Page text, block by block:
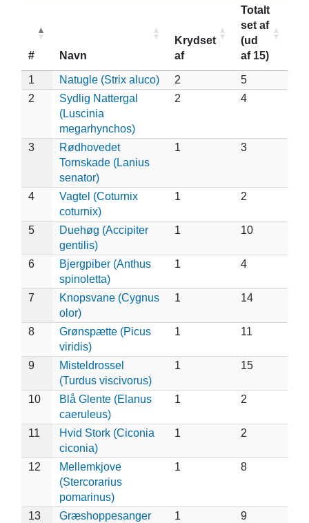
# Navn
Krydset
af
Totalt
set af
(ud
af 15)
1 Natugle (Strix aluco) 2
5
2
Sydlig Nattergal
(Luscinia
megarhynchos)
2 4
3
Rødhovedet
Tornskade (Lanius
senator)
1 3
4
Vagtel (Coturnix
coturnix)
1 2
5
Duehøg (Accipiter
gentilis)
1 10
6
Bjergpiber (Anthus
spinoletta)
1 4
7
Knopsvane (Cygnus
olor)
1 14
8
Grønspætte (Picus
viridis)
1 11
9
Misteldrossel
(Turdus viscivorus)
1 15
10
Blå Glente (Elanus
caeruleus)
1 2
11
Hvid Stork (Ciconia
ciconia)
1 2
12
Mellemkjove
(Stercorarius
pomarinus)
1 8
13
Græshoppesanger
1 9